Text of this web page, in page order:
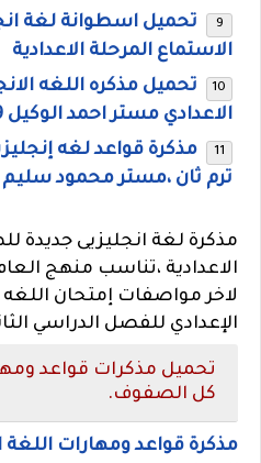
تحميل اسطوانة لغة
الاستماع المرحلة الاعدادية
تحميل مذكره اللغه
الاعدادي مستر احمد الوكيل 2019
مذكرة قواعد لغه
ترم ثان ،مستر محمود سليم
مذكرة لغة انجليزيى جديدة
الاعدادية ،تناسب منهج
لاخر مواصفات إمتحان اللغه
الإعدادي للفصل الدراسي
تحميل مذكرات قواعد
كل الصفوف.
مذكرة قواعد ومهارات اللغة